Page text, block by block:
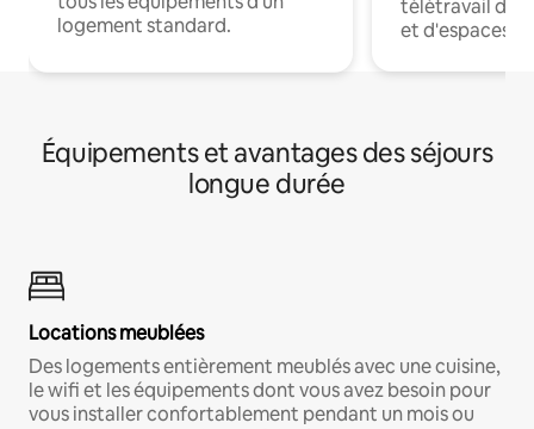
logement standard.
télétravail
et d'espaces
Équipements et avantages des séjours
longue durée
Locations meublées
Des logements entièrement meublés avec une cuisine,
le wifi et les équipements dont vous avez besoin pour
vous installer confortablement pendant un mois ou